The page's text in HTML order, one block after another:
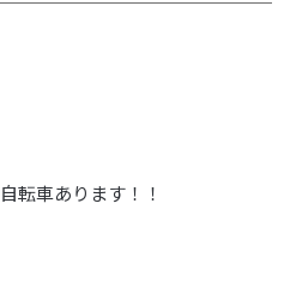
転車あります！！